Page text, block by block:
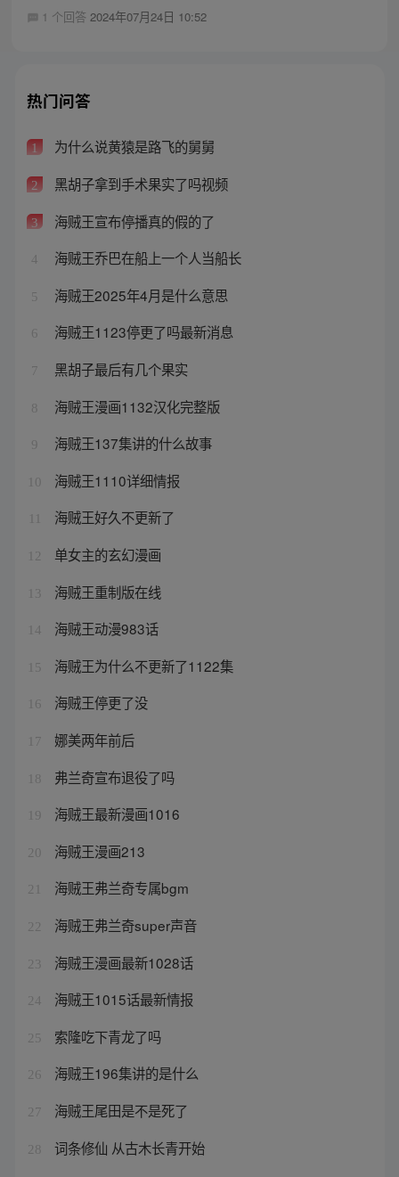
1 个回答 2024年07月24日 10:52
热门问答
1 为什么说黄猿是路飞的舅舅
2 黑胡子拿到手术果实了吗视频
3 海贼王宣布停播真的假的了
4 海贼王乔巴在船上一个人当船长
5 海贼王2025年4月是什么意思
6 海贼王1123停更了吗最新消息
7 黑胡子最后有几个果实
8 海贼王漫画1132汉化完整版
9 海贼王137集讲的什么故事
10 海贼王1110详细情报
海贼王好久不更新了
12 单女主的玄幻漫画
13 海贼王重制版在线
14 海贼王动漫983话
15 海贼王为什么不更新了1122集
16 海贼王停更了没
17 娜美两年前后
18 弗兰奇宣布退役了吗
19 海贼王最新漫画1016
20 海贼王漫画213
21 海贼王弗兰奇专属bgm
22 海贼王弗兰奇super声音
23 海贼王漫画最新1028话
24 海贼王1015话最新情报
25 索隆吃下青龙了吗
26 海贼王196集讲的是什么
27 海贼王尾田是不是死了
28
词条修仙 从古木长青开始